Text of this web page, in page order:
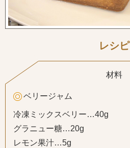
レシピ
材料
ベリージャム
冷凍ミックスベリー…40g
グラニュー糖…20g
レモン果汁…5g